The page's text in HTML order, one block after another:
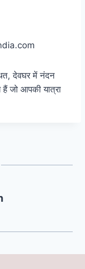
देवघर में नंदन
जो आपकी यात्रा